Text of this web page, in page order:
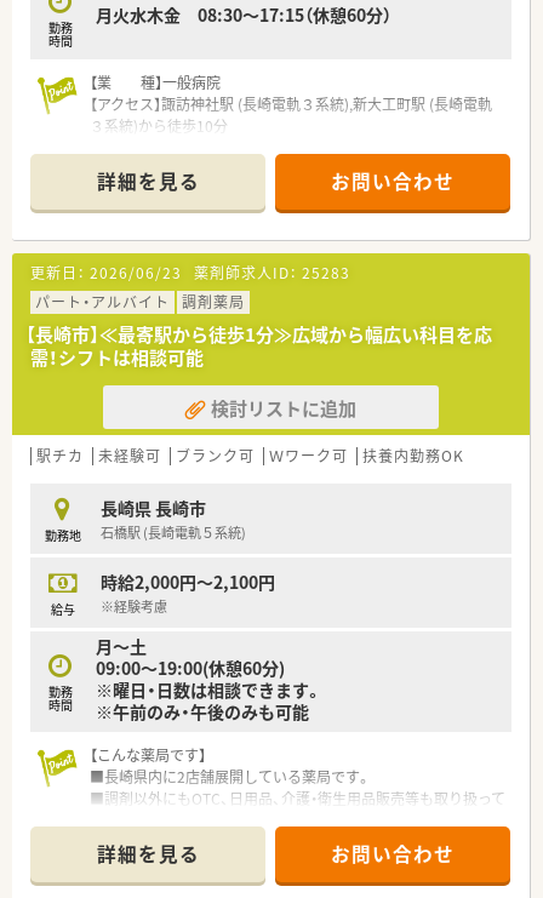
【求人情報について】
■管理薬剤師候補の募集でもあり、これまでのスキルを活かして
さらに高い収入を目指したい方に向いています。
■各種手当として管理薬剤師手当のほか、毎月の資格取得に対す
勤務
時間
月火水木金 08:30～17:15（休憩60分）
【業 種】一般病院
【アクセス】諏訪神社駅 (長崎電軌３系統),新大工町駅 (長崎電軌
３系統)から徒歩10分
【想定時給】3,000～3,000円
【勤務時間】月火水木金 08:30～17:15（休憩60分）
【応需科目】総合科目
【業務内容】調剤（内服・外用・注射の払出）、持参薬の鑑別、疑義照
会対応等
【人員体制】薬剤師 常勤12名 パート1名 助手1名
※男女比：女性割合が7～8割です
********************************
＼手厚いサポートが魅力のファルマスタッフ／
■万全のサポート体制：2名体制で担当がつきしっかりサポート！
■各種保険を完備：社会保険(週20時間以上)/雇用保険/薬剤師賠
償責任保険
■充実の休暇制度：有給休暇(6ヶ月以上勤務)、夏季休暇、慶弔休
ご希望条件に合わせて求人をお探しします！
まずはお気軽にお問い合わせください。
詳細を見る お問い合わせ
更新日： 2026/06/23 薬剤師求人ID： 25283
パート・アルバイト
調剤薬局
【長崎市】≪最寄駅から徒歩1分≫広域から幅広い科目を応
需！シフトは相談可能
検討リストに追加
駅チカ 未経験可 ブランク可 Ｗワーク可 扶養内勤務OK
勤務地
長崎県 長崎市
石橋駅 (長崎電軌５系統)
給与
時給2,000円～2,100円
※経験考慮
勤務
時間
月～土
09:00～19:00(休憩60分)
※曜日・日数は相談できます。
※午前のみ・午後のみも可能
【こんな薬局です】
■長崎県内に2店舗展開している薬局です。
■調剤以外にもOTC、日用品、介護・衛生用品販売等も取り扱って
■在宅業務（居宅・施設）も実施されています。
■患者さまの不安に寄り添い、丁寧な服薬指導にこだわっている
企業です。
詳細を見る お問い合わせ